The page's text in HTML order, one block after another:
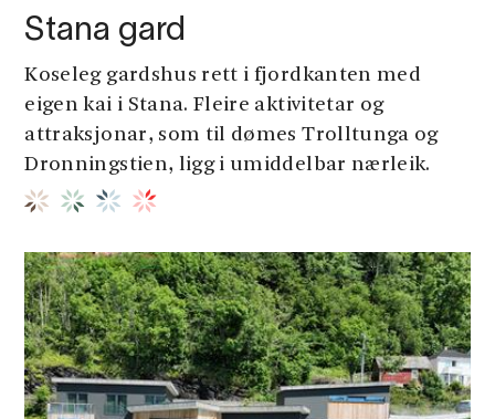
Stana gard
Koseleg gardshus rett i fjordkanten med
eigen kai i Stana. Fleire aktivitetar og
attraksjonar, som til dømes Trolltunga og
Dronningstien, ligg i umiddelbar nærleik.